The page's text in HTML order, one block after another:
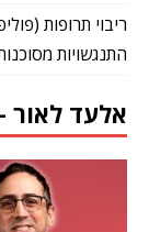
ריבוי תרופות
התנגשויות
אלעד לאור